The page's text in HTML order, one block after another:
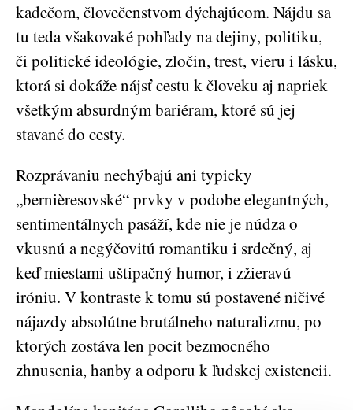
kadečom, človečenstvom dýchajúcom. Nájdu sa
tu teda všakovaké pohľady na dejiny, politiku,
či politické ideológie, zločin, trest, vieru i lásku,
ktorá si dokáže nájsť cestu k človeku aj napriek
všetkým absurdným bariéram, ktoré sú jej
stavané do cesty.
Rozprávaniu nechýbajú ani typicky
„bernièresovské“ prvky v podobe elegantných,
sentimentálnych pasáží, kde nie je núdza o
vkusnú a negýčovitú romantiku i srdečný, aj
keď miestami uštipačný humor, i zžieravú
iróniu. V kontraste k tomu sú postavené ničivé
nájazdy absolútne brutálneho naturalizmu, po
ktorých zostáva len pocit bezmocného
zhnusenia, hanby a odporu k ľudskej existencii.